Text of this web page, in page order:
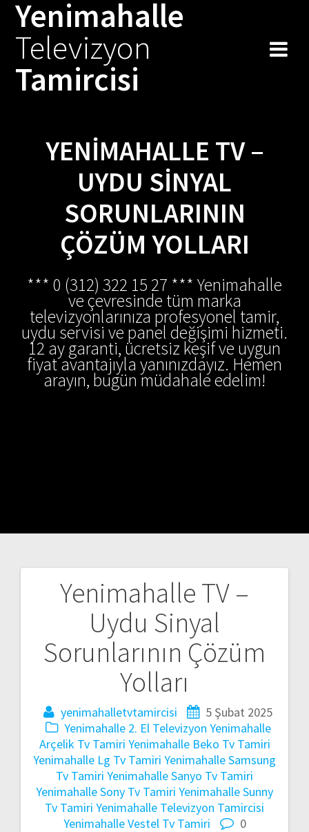
Skip
to
Yenimahalle
Televizyon
Tamircisi
YENIMAHALLE TV –
UYDU SINYAL
SORUNLARININ
ÇÖZÜM YOLLARI
*** 0 (312) 322 15 27 *** Yenimahalle
ve çevresinde tüm marka
televizyonlarınıza profesyonel tamir,
uydu servisi ve panel değişimi hizmeti.
12 ay garanti, ücretsiz keşif ve uygun
fiyat avantajıyla yanınızdayız. Hemen
arayın, bugün müdahale edelim!
Yenimahalle TV –
Uydu Sinyal
Sorunlarının Çözüm
Yolları
yenimahalletvtamircisi
5 Şubat 2025
Yenimahalle 2. El Televizyon Yenimahalle
Arçelik Tv Tamiri Yenimahalle Beko Tv Tamiri
Yenimahalle Lg Tv Tamiri Yenimahalle Samsung
Tv Tamiri Yenimahalle Sanyo Tv Tamiri
Yenimahalle Sony Tv Tamiri Yenimahalle Sunny
Tv Tamiri Yenimahalle Televizyon Tamircisi
Yenimahalle Vestel Tv Tamiri
0
gezinmesi